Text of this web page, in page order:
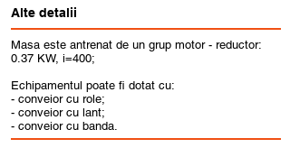
Alte detalii
Masa este antrenat de un grup motor - reductor:
0.37 KW, i=400;
Echipamentul poate fi dotat cu:
- conveior cu role;
- conveior cu lant;
- conveior cu banda.